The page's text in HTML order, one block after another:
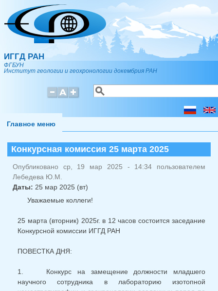
Перейти к основному содержанию
ИГГД РАН
ФГБУН
Институт геологии и геохронологии докембрия РАН
Форма поиска
Поиск
Главное меню
Конкурсная комиссия 25 марта 2025
Опубликовано ср, 19 мар 2025 - 14:34 пользователем
Лебедева Ю.М.
Даты: 25 мар 2025 (вт)
Уважаемые коллеги!
25 марта (вторник) 2025г. в 12 часов состоится заседание
Конкурсной комиссии ИГГД РАН
ПОВЕСТКА ДНЯ:
1. Конкурс на замещение должности младшего
научного сотрудника в лабораторию изотопной